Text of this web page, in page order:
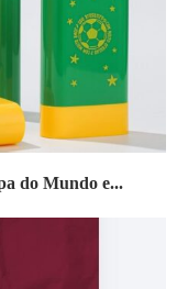
do Mundo e...